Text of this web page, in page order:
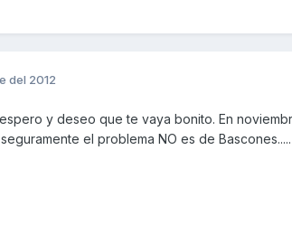
del 2012
y deseo que te vaya bonito. En
el problema NO es de